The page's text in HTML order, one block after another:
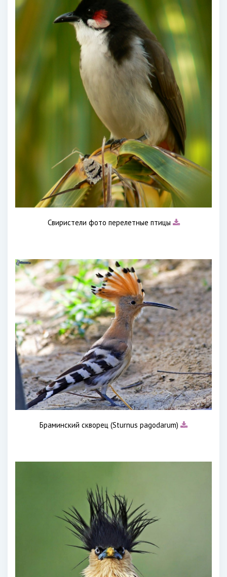
Свиристели фото перелетные птицы
Браминский скворец (Sturnus pagodarum)